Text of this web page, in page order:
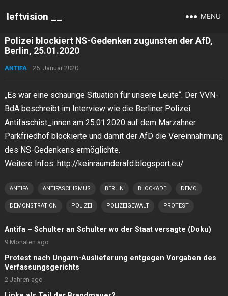
leftvision __ MENU
Polizei blockiert NS-Gedenken zugunsten der AfD,
Berlin, 25.01.2020
ANTIFA 26. Januar 2020
„Es war eine schaurige Situation für unsere Leute“. Der VVN-
BdA beschreibt im Interview wie die Berliner Polizei
Antifaschist_innen am 25.01.2020 auf dem Marzahner
Parkfriedhof blockierte und damit der AfD die Vereinnahmung
des NS-Gedenkens ermöglichte.
Weitere Infos: http://keinraumderafd.blogsport.eu/
ANTIFA ANTIFASCHISMUS BERLIN BLOCKADE DEMO
DEMONSTRATION POLIZEI POLIZEIGEWALT PROTEST
Antifa – Schulter an Schulter wo der Staat versagte (Doku)
9 Monaten ago
Protest nach Ungarn-Auslieferung entgegen Vorgaben des
Verfassungsgerichts
2 Jahren ago